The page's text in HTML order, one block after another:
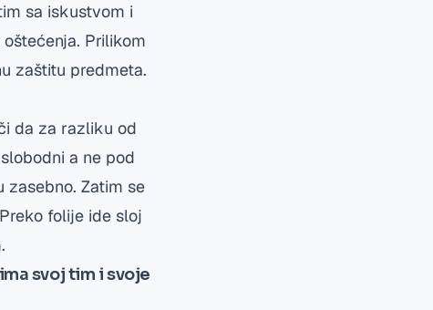
sa iskustvom i
Prilikom
zaštitu predmeta.
da za razliku od
a ne pod
Zatim se
folije ide sloj
svoj tim i svoje